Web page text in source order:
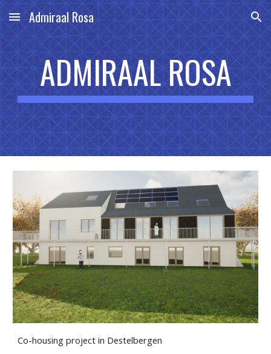
Skip to main content Skip to navigation
Admiraal Rosa
ADMIRAAL ROSA
Co-housing project in Destelbergen